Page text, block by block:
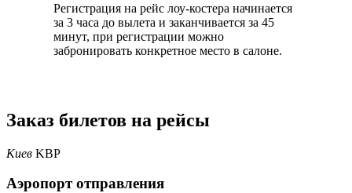
Регистрация на рейс лоу-костера начинается
за 3 часа до вылета и заканчивается за 45
минут, при регистрации можно
забронировать конкретное место в салоне.
Заказ билетов на рейсы
Киев KBP
Аэропорт отправления